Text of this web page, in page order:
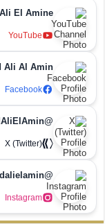
El Amine
YouTube
Ali Al Amin
Facebook
@SayyedAliElAmin
X (Twitter)
@sayyedalielamin
Instagram